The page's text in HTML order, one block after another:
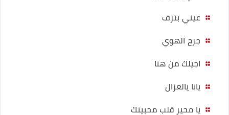
عيني بترف
جرح الهوي
اجيلك من هنا
يانا يالعزال
يا محير قلب محبينك